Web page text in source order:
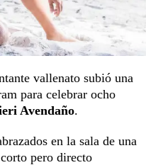
vallenato subió una
para celebrar ocho
Avendaño.
en la sala de una
pero directo